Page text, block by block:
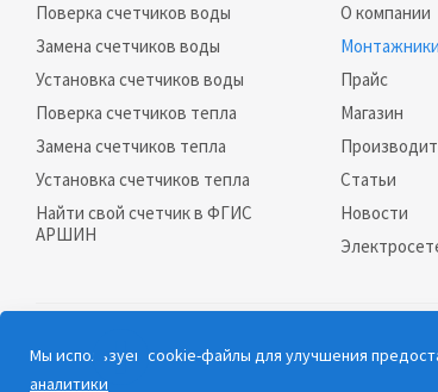
Поверка счетчиков воды
Замена счетчиков воды
Установка счетчиков воды
Поверка счетчиков тепла
Замена счетчиков тепла
Установка счетчиков тепла
Найти свой счетчик в ФГИС
АРШИН
О компании
Монтажники
Прайс
Магазин
Статьи
Новости
2026 © РосСчёт |Карта сайта
Дорогие клиенты, обращаем ваше внимание на то, что
Мы используем cookie-файлы для улучшения
аналитики
ДОБАВИТЬ КОМПАНИЮ НА САЙТ